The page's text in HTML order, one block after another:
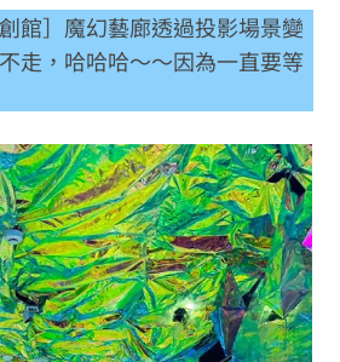
館］魔幻藝廊透過投影場景變
走，哈哈哈～～因為一直要等